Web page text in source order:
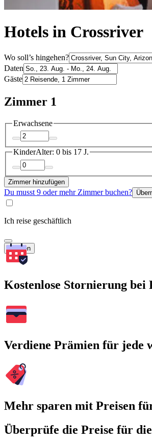
Hotels in Crossriver
Wo soll’s hingehen?
Daten
Gäste
Zimmer 1
Erwachsene
KinderAlter: 0 bis 17 J.
Zimmer hinzufügen
Du musst 9 oder mehr Zimmer buchen?
Ich reise geschäftlich
Suchen
Kostenlose Stornierung bei
Verdiene Prämien für jede
Mehr sparen mit Preisen
Überprüfe die Preise für